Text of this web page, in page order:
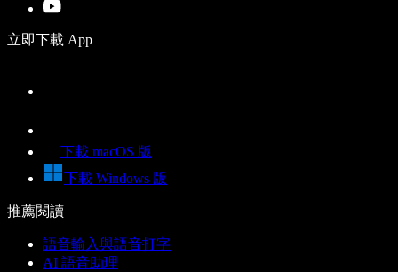
立即下載 App
下載 macOS 版
下載 Windows 版
推薦閱讀
語音輸入與語音打字
AI 語音助理